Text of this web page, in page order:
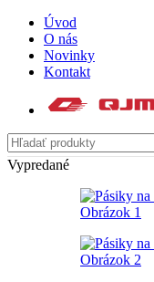
Úvod
O nás
Novinky
Kontakt
Vypredané